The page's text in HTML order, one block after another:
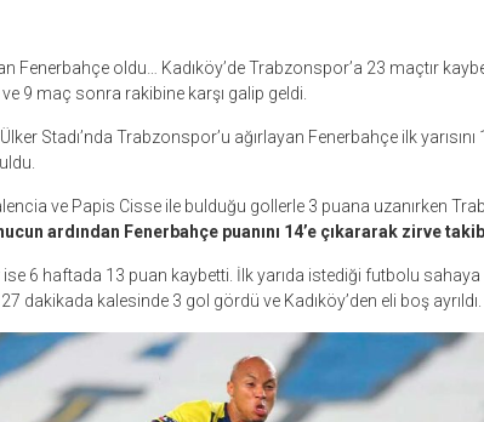
Fenerbahçe oldu… Kadıköy’de Trabzonspor’a 23 maçtır
9 maç sonra rakibine karşı galip geldi.
Stadı’nda Trabzonspor’u ağırlayan Fenerbahçe ilk yarısını
ve Papis Cisse ile bulduğu gollerle 3 puana uzanırken
ardından Fenerbahçe puanını 14’e çıkararak zirve
6 haftada 13 puan kaybetti. İlk yarıda istediği futbolu sahaya
27 dakikada kalesinde 3 gol gördü ve Kadıköy’den eli boş ayrıldı.